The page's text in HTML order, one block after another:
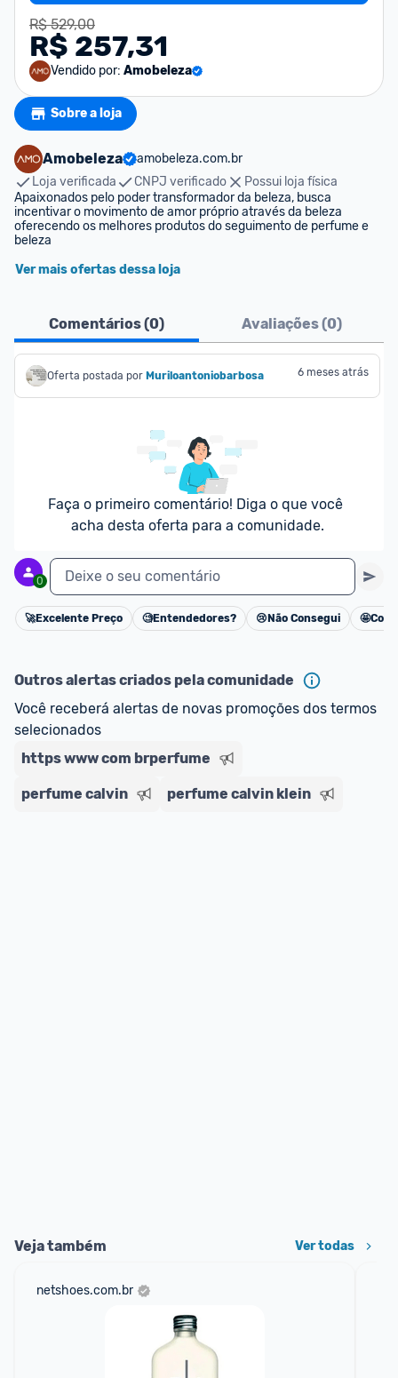
R$ 529,00
R$ 257,31
Vendido por: Amobeleza
Sobre a loja
Amobeleza
amobeleza.com.br
Loja verificada
CNPJ verificado
Possui loja física
Apaixonados pelo poder transformador da beleza, busca
incentivar o movimento de amor próprio através da beleza
oferecendo os melhores produtos do seguimento de perfume e
beleza
Ver mais ofertas dessa loja
Comentários (0) Avaliações (0)
Oferta postada por Muriloantoniobarbosa 6 meses atrás
Faça o primeiro comentário! Diga o que você
acha desta oferta para a comunidade.
0 Deixe o seu comentário
Cancelar
🚀Excelente Preço 🧐Entendedores? 😢 Não Consegui 🤩
Outros alertas criados pela comunidade
Você receberá alertas de novas promoções dos termos
selecionados
https www com brperfume
perfume calvin perfume calvin klein
Veja também Ver todas
netshoes.com.br